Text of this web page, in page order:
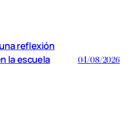
reflexión
la escuela
04/08/2026